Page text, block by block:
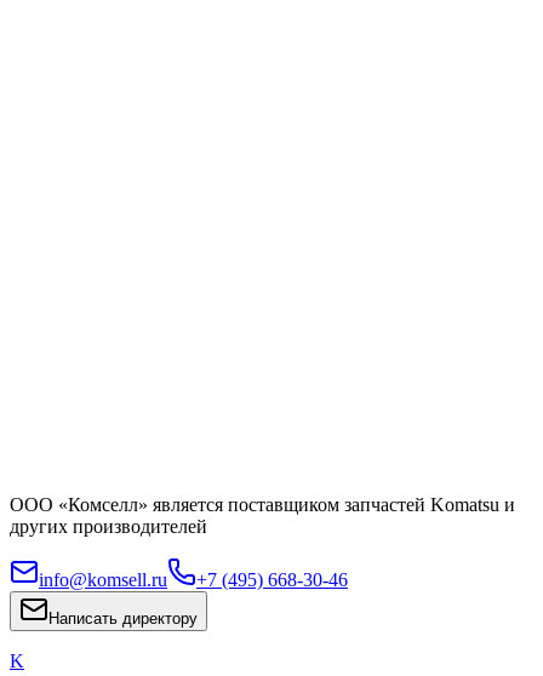
ООО «Комселл» является поставщиком запчастей Komatsu и
других производителей
info@komsell.ru +7 (495) 668-30-46
Написать директору
K